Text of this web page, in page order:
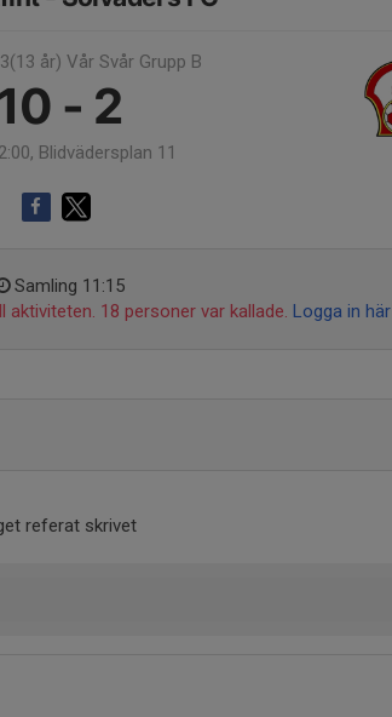
år) Vår Svår Grupp B
10 - 2
Blidvädersplan 11
Samling 11:15
aktiviteten. 18 personer var kallade. Logga in här
referat skrivet